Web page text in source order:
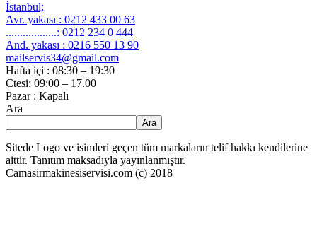
İstanbul;
Avr. yakası : 0212 433 00 63
..................: 0212 234 0 444
And. yakası : 0216 550 13 90
mailservis34@gmail.com
Hafta içi : 08:30 – 19:30
Ctesi: 09:00 – 17.00
Pazar : Kapalı
Ara
Ara
Sitede Logo ve isimleri geçen tüm markaların telif hakkı kendilerine
aittir. Tanıtım maksadıyla yayınlanmıştır.
Camasirmakinesiservisi.com (c) 2018